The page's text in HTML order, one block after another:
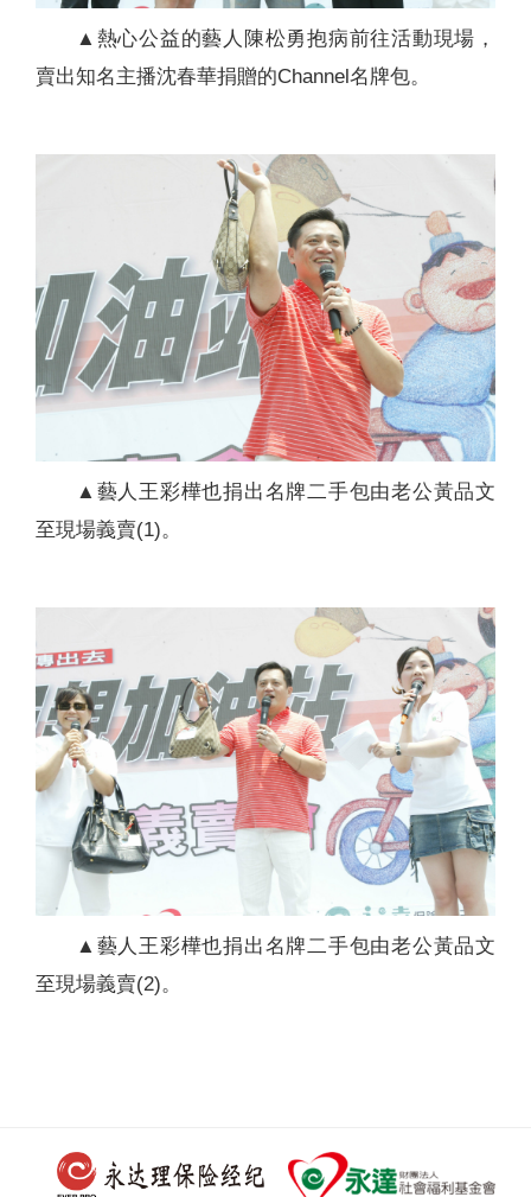
▲熱心公益的藝人陳松勇抱病前往活動現場，
賣出知名主播沈春華捐贈的Channel名牌包。
▲藝人王彩樺也捐出名牌二手包由老公黃品文
至現場義賣(1)。
▲藝人王彩樺也捐出名牌二手包由老公黃品文
至現場義賣(2)。